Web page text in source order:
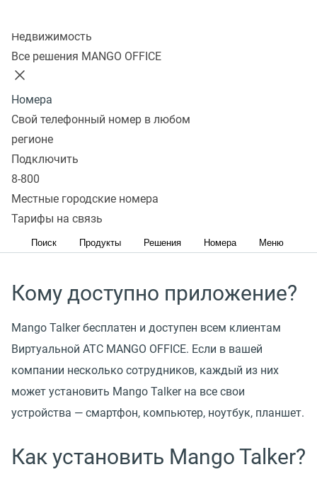
Недвижимость
Все решения MANGO OFFICE
Номера
Свой телефонный номер в любом
регионе
Подключить
8-800
Местные городские номера
Тарифы на связь
Поиск Продукты Решения Номера Меню
Скачивая приложение вы принимаете условия
пользовательского соглашения
Кому доступно приложение?
Mango Talker бесплатен и доступен всем клиентам
Виртуальной АТС MANGO OFFICE. Если в вашей
компании несколько сотрудников, каждый из них
может установить Mango Talker на все свои
устройства — смартфон, компьютер, ноутбук, планшет.
Как установить Mango Talker?